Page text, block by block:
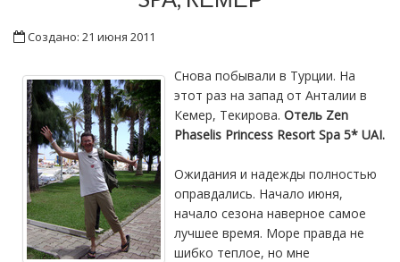
Создано: 21 июня 2011
Снова побывали в Турции. На
этот раз на запад от Анталии в
Кемер, Текирова. Отель Zen
Phaselis Princess Resort Spa 5* UAI.
Ожидания и надежды полностью
оправдались. Начало июня,
начало сезона наверное самое
лучшее время. Море правда не
шибко теплое, но мне